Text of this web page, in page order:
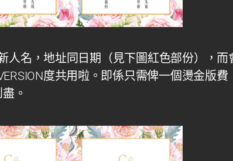
人名，地址同日期（見下圖紅色部份），
度共用啦。即係只需俾一個燙金版
。